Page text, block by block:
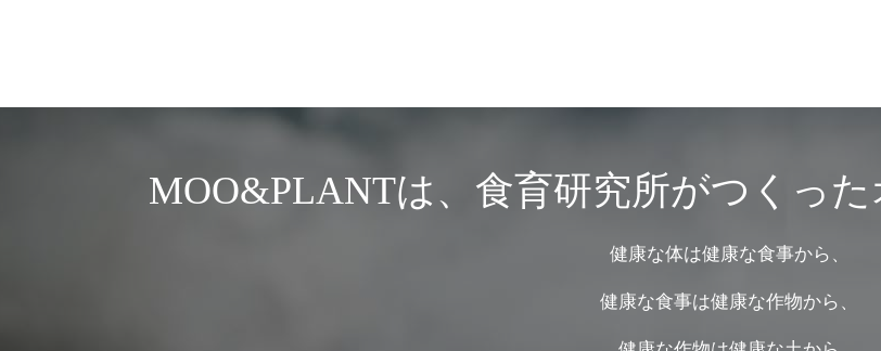
MOO&PLANTは、食育研究所がつくっ
健康な体は健康な食事から、
健康な食事は健康な作物から、